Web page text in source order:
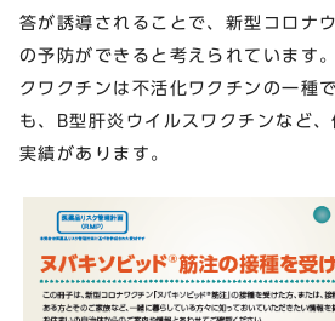
答が誘導されることで、新型コロナ
の予防ができると考えられています
クワクチンは不活化ワクチンの一種
も、B型肝炎ウイルスワクチンなど
実績があります。